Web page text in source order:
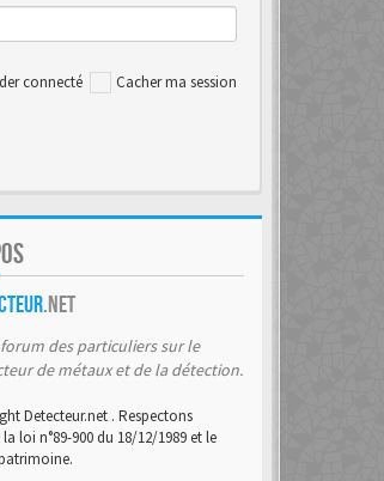
connecté Cacher ma session
.net
des particuliers sur le
de métaux et de la détection.
Detecteur.net . Respectons
loi n°89-900 du 18/12/1989 et le